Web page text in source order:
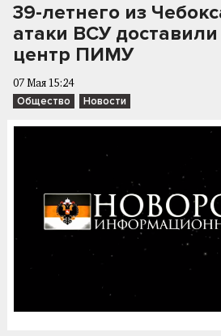
39-летнего из
атаки ВСУ
центр ПИМУ
07 Мая 15:24
Общество Новости